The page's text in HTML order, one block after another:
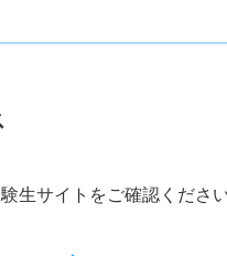
生サイトをご確認ください